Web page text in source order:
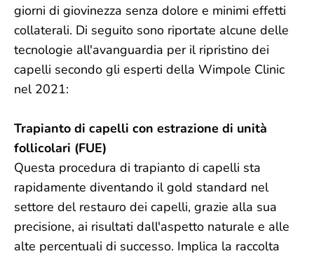
giorni di giovinezza senza dolore e minimi effetti
collaterali. Di seguito sono riportate alcune delle
tecnologie all'avanguardia per il ripristino dei
capelli secondo gli esperti della Wimpole Clinic
nel 2021:
Trapianto di capelli con estrazione di unità
follicolari (FUE)
Questa procedura di trapianto di capelli sta
rapidamente diventando il gold standard nel
settore del restauro dei capelli, grazie alla sua
precisione, ai risultati dall'aspetto naturale e alle
alte percentuali di successo. Implica la raccolta